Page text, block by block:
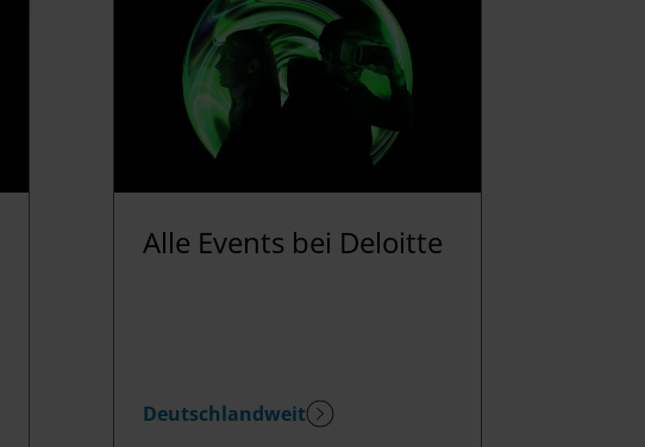
Alle Events bei Deloitte
Deutschlandweit